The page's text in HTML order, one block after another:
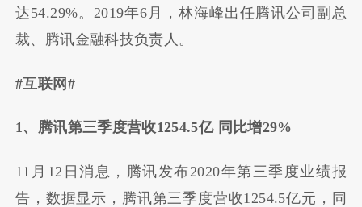
达54.29%。2019年6月，林海峰出任腾讯公司副总
裁、腾讯金融科技负责人。
#互联网#
1、腾讯第三季度营收1254.5亿 同比增29%
11月12日消息，腾讯发布2020年第三季度业绩报
告，数据显示，腾讯第三季度营收1254.5亿元，同